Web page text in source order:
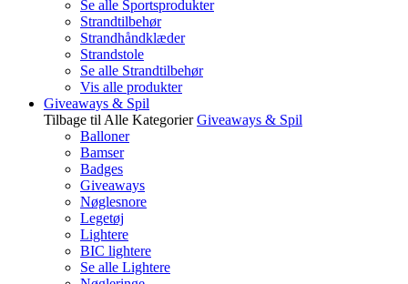
Se alle Sportsprodukter
Strandtilbehør
Strandhåndklæder
Strandstole
Se alle Strandtilbehør
Vis alle produkter
Giveaways & Spil
Tilbage til Alle Kategorier Giveaways & Spil
Balloner
Bamser
Badges
Giveaways
Nøglesnore
Legetøj
Lightere
BIC lightere
Se alle Lightere